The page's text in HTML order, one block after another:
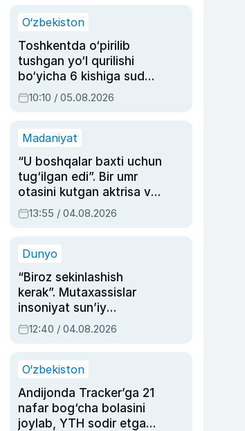
O‘zbekiston
Toshkentda o‘pirilib
tushgan yo‘l qurilishi
bo‘yicha 6 kishiga sud
hukmi o‘qildi
10:10 / 05.08.2026
Madaniyat
“U boshqalar baxti uchun
tug‘ilgan edi”. Bir umr
otasini kutgan aktrisa va
dublyaj ustasi Rimma
Ahmedovaning
13:55 / 04.08.2026
Dunyo
“Biroz sekinlashish
kerak”. Mutaxassislar
insoniyat sun’iy
intellektni boshqara
olmay qolishidan xavotir
12:40 / 04.08.2026
O‘zbekiston
Andijonda Tracker’ga 21
nafar bog‘cha bolasini
joylab, YTH sodir etgan